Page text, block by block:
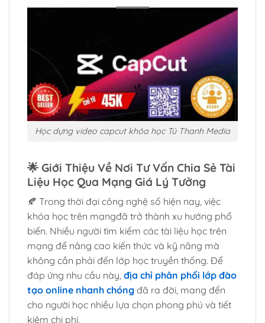
Học dựng video capcut khóa học Tú Thanh Media
🌟 Giới Thiệu Về Nơi Tư Vấn Chia Sẻ Tài
Liệu Học Qua Mạng Giá Lý Tưởng
🍂 Trong thời đại công nghệ số hiện nay, việc
khóa học trên mạngđã trở thành xu hướng phổ
biến. Nhiều người tìm kiếm các tài liệu học trên
mạng để nâng cao kiến thức và kỹ năng mà
không cần phải đến lớp học truyền thống. Để
đáp ứng nhu cầu này, địa chỉ phân phối lớp đào
tạo online nhanh chóng đã ra đời, mang đến
cho người học nhiều lựa chọn phong phú và tiết
kiệm chi phí.